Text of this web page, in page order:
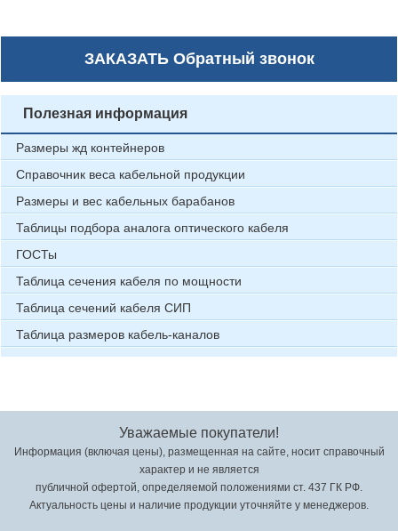
ЗАКАЗАТЬОбратный звонок
Полезная информация
Размеры жд контейнеров
Справочник веса кабельной продукции
Размеры и вес кабельных барабанов
Таблицы подбора аналога оптического кабеля
ГОСТы
Таблица сечения кабеля по мощности
Таблица сечений кабеля СИП
Таблица размеров кабель-каналов
Уважаемые покупатели!
Информация (включая цены), размещенная на сайте, носит справочный
характер и не является
публичной офертой, определяемой положениями ст. 437 ГК РФ.
Актуальность цены и наличие продукции уточняйте у менеджеров.